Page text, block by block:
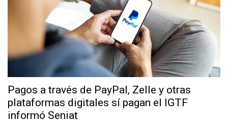
Pagos a través de PayPal, Zelle y otras
plataformas digitales sí pagan el IGTF
informó Seniat